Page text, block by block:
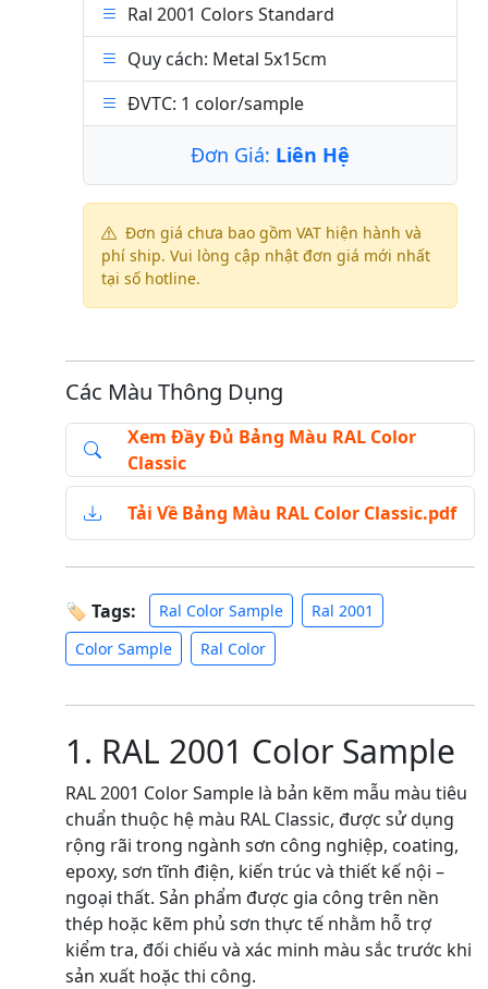
Ral 2001 Colors Standard
Quy cách: Metal 5x15cm
ĐVTC: 1 color/sample
Đơn Giá: Liên Hệ
Đơn giá chưa bao gồm VAT hiện hành và
phí ship. Vui lòng cập nhật đơn giá mới nhất
tại số hotline.
Các Màu Thông Dụng
Xem Đầy Đủ Bảng Màu RAL Color
Classic
Tải Về Bảng Màu RAL Color Classic.pdf
🏷 Tags: Ral Color Sample
Ral 2001
Color Sample
Ral Color
1. RAL 2001 Color Sample
RAL 2001 Color Sample là bản kẽm mẫu màu tiêu
chuẩn thuộc hệ màu RAL Classic, được sử dụng
rộng rãi trong ngành sơn công nghiệp, coating,
epoxy, sơn tĩnh điện, kiến trúc và thiết kế nội –
ngoại thất. Sản phẩm được gia công trên nền
thép hoặc kẽm phủ sơn thực tế nhằm hỗ trợ
kiểm tra, đối chiếu và xác minh màu sắc trước khi
sản xuất hoặc thi công.